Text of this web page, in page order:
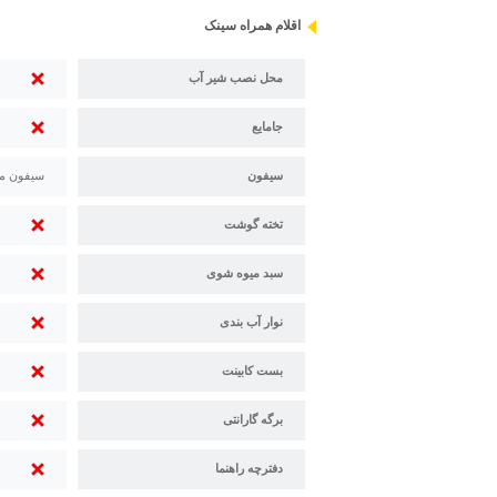
اقلام همراه سینک
محل نصب شیر آب
جامایع
سیفون سیفون
تخته گوشت
سبد میوه شوی
نوار آب بندی
بست کابینت
برگه گارانتی
دفترچه راهنما